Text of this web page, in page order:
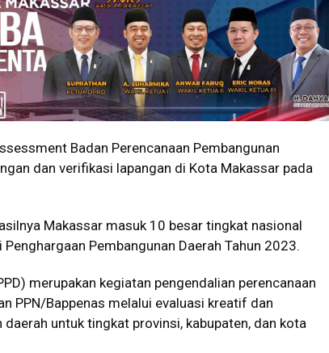
Badan Perencanaan Pembangunan
dan verifikasi lapangan di Kota Makassar pada
Makassar masuk 10 besar tingkat nasional
Pembangunan Daerah Tahun 2023.
merupakan kegiatan pengendalian perencanaan
PPN/Bappenas melalui evaluasi kreatif dan
untuk tingkat provinsi, kabupaten, dan kota